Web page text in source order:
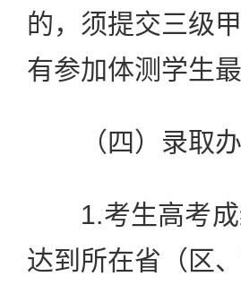
的，须提交三级
有参加体测学生最
（四）录取办
1.考生高考成
达到所在省（区